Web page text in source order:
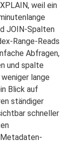
weil ein
JOIN-Spalten
Range-Reads
Abfragen,
und spalte
lange
Blick auf
ständiger
schneller